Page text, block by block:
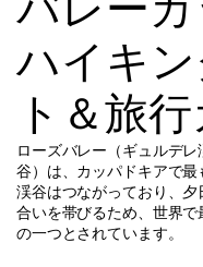
ハイキ
ト＆旅
ローズバレー（ギュルデ
谷）は、カッパドキアで
渓谷はつながっており、
合いを帯びるため、世界
の一つとされています。